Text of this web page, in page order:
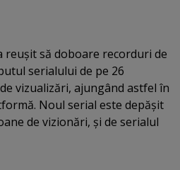
reuşit să doboare recorduri de
serialului de pe 26
vizualizări, ajungând astfel în
Noul serial este depăşit
de vizionări, şi de serialul